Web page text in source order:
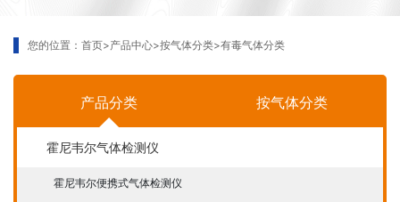
您的位置： 首页>产品中心>按气体分类>有毒气体分类
产品分类 按气体分类
霍尼韦尔气体检测仪
霍尼韦尔便携式气体检测仪